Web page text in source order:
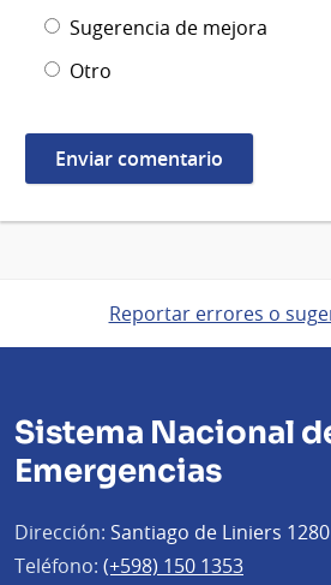
Sugerencia de mejora
Otro
Reportar errores o
Sistema Nacional
Emergencias
Dirección: Santiago de Liniers
Teléfono: (+598) 150 1353